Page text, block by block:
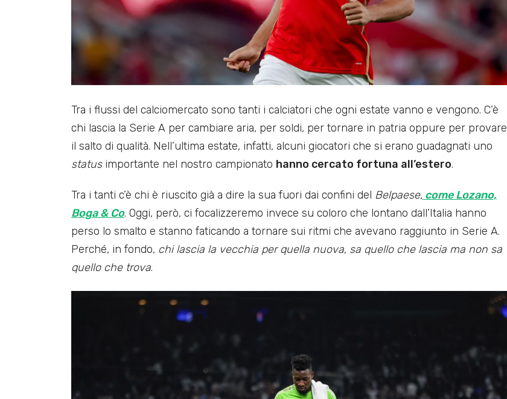
Tra i flussi del calciomercato sono tanti i calciatori che ogni estate vanno e vengono. C’è
chi lascia la Serie A per cambiare aria, per soldi, per tornare in patria oppure per provare
il salto di qualità. Nell’ultima estate, infatti, alcuni giocatori che si erano guadagnati uno
statusimportante nel nostro campionato hanno cercato fortuna all’estero.
Tra i tanti c’è chi è riuscito già a dire la sua fuori dai confini del Belpaese, come Lozano,
Boga & Co. Oggi, però, ci focalizzeremo invece su coloro che lontano dall’Italia hanno
perso lo smalto e stanno faticando a tornare sui ritmi che avevano raggiunto in Serie A.
Perché, in fondo, chi lascia la vecchia per quella nuova, sa quello che lascia ma non sa
quello che trova.